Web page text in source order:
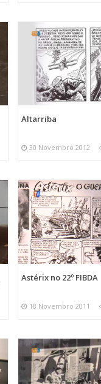
Altarriba
30 Novembro 2012
Astérix no 22º FIBDA
18 Novembro 2011